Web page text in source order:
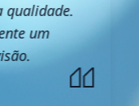
qualidade.
um